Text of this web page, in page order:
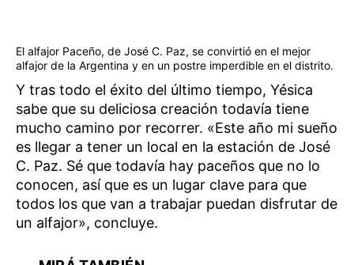
El alfajor Paceño, de José C. Paz, se convirtió en el mejor
alfajor de la Argentina y en un postre imperdible en el distrito.
Y tras todo el éxito del último tiempo, Yésica
sabe que su deliciosa creación todavía tiene
mucho camino por recorrer. «Este año mi sueño
es llegar a tener un local en la estación de José
C. Paz. Sé que todavía hay paceños que no lo
conocen, así que es un lugar clave para que
todos los que van a trabajar puedan disfrutar de
un alfajor», concluye.